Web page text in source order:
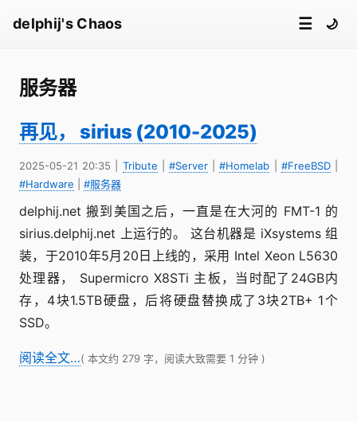
delphij's Chaos ☰ 🌙
服务器
再见， sirius (2010-2025)
2025-05-21 20:35 Tribute |#Server |#Homelab #FreeBSD|
#Hardware
#服务器
delphij.net 搬到美国之后，一直是在大河的 FMT-1 的
sirius.delphij.net 上运行的。 这台机器是 iXsystems 组
装，于2010年5月20日上线的，采用 Intel Xeon L5630
处理器， Supermicro X8STi 主板，当时配了24GB内
存，4块1.5TB硬盘，后将硬盘替换成了3块2TB+ 1个
SSD。
阅读全文…( 本文约 279 字，阅读大致需要 1 分钟 )